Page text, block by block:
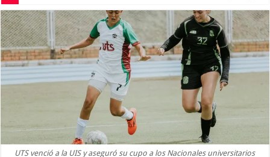
UTS venció a la UIS y aseguró su cupo a los Nacionales universitarios